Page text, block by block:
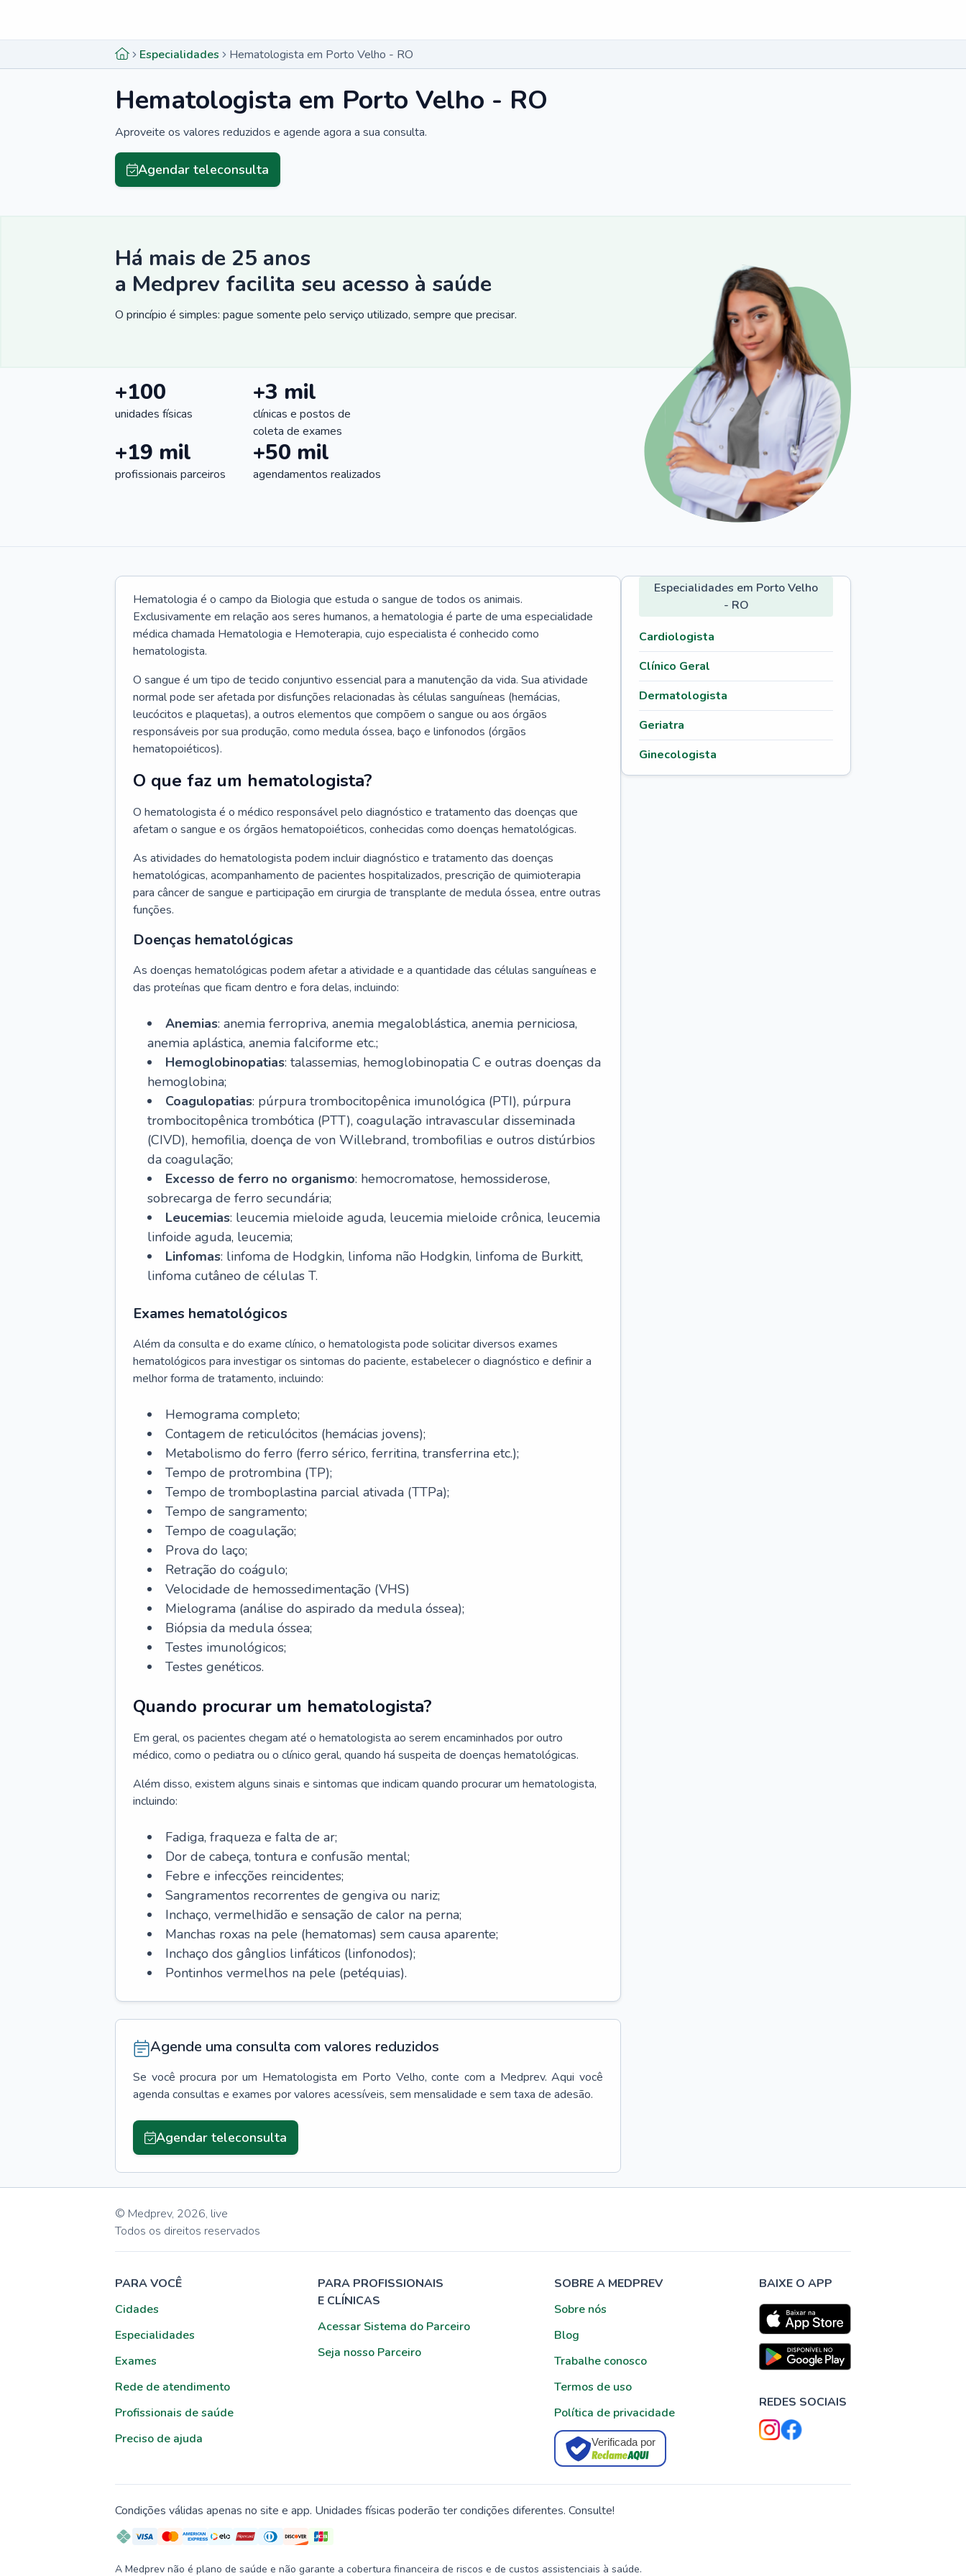
Especialidades Hematologista em Porto Velho - RO
Hematologista em Porto Velho - RO
Aproveite os valores reduzidos e agende agora a sua consulta.
Agendar teleconsulta
Há mais de 25 anos
a Medprev facilita seu acesso à saúde
O princípio é simples: pague somente pelo serviço utilizado, sempre que precisar.
+100
unidades físicas
+3 mil
clínicas e postos de
coleta de exames
+19 mil
profissionais parceiros
+50 mil
agendamentos realizados
Hematologia é o campo da Biologia que estuda o sangue de todos os animais.
Exclusivamente em relação aos seres humanos, a hematologia é parte de uma especialidade
médica chamada Hematologia e Hemoterapia, cujo especialista é conhecido como
hematologista.
O sangue é um tipo de tecido conjuntivo essencial para a manutenção da vida. Sua atividade
normal pode ser afetada por disfunções relacionadas às células sanguíneas (hemácias,
leucócitos e plaquetas), a outros elementos que compõem o sangue ou aos órgãos
responsáveis por sua produção, como medula óssea, baço e linfonodos (órgãos
hematopoiéticos).
O que faz um hematologista?
O hematologista é o médico responsável pelo diagnóstico e tratamento das doenças que
afetam o sangue e os órgãos hematopoiéticos, conhecidas como doenças hematológicas.
As atividades do hematologista podem incluir diagnóstico e tratamento das doenças
hematológicas, acompanhamento de pacientes hospitalizados, prescrição de quimioterapia
para câncer de sangue e participação em cirurgia de transplante de medula óssea, entre outras
funções.
Doenças hematológicas
As doenças hematológicas podem afetar a atividade e a quantidade das células sanguíneas e
das proteínas que ficam dentro e fora delas, incluindo:
Anemias: anemia ferropriva, anemia megaloblástica, anemia perniciosa,
anemia aplástica, anemia falciforme etc.;
Hemoglobinopatias: talassemias, hemoglobinopatia C e outras doenças da
hemoglobina;
Coagulopatias: púrpura trombocitopênica imunológica (PTI), púrpura
trombocitopênica trombótica (PTT), coagulação intravascular disseminada
(CIVD), hemofilia, doença de von Willebrand, trombofilias e outros distúrbios
da coagulação;
Excesso de ferro no organismo: hemocromatose, hemossiderose,
sobrecarga de ferro secundária;
Leucemias: leucemia mieloide aguda, leucemia mieloide crônica, leucemia
linfoide aguda, leucemia;
Linfomas: linfoma de Hodgkin, linfoma não Hodgkin, linfoma de Burkitt,
linfoma cutâneo de células T.
Exames hematológicos
Além da consulta e do exame clínico, o hematologista pode solicitar diversos exames
hematológicos para investigar os sintomas do paciente, estabelecer o diagnóstico e definir a
melhor forma de tratamento, incluindo:
Hemograma completo;
Contagem de reticulócitos (hemácias jovens);
Metabolismo do ferro (ferro sérico, ferritina, transferrina etc.);
Tempo de protrombina (TP);
Tempo de tromboplastina parcial ativada (TTPa);
Tempo de sangramento;
Tempo de coagulação;
Prova do laço;
Retração do coágulo;
Velocidade de hemossedimentação (VHS)
Mielograma (análise do aspirado da medula óssea);
Biópsia da medula óssea;
Testes imunológicos;
Testes genéticos.
Quando procurar um hematologista?
Em geral, os pacientes chegam até o hematologista ao serem encaminhados por outro
médico, como o pediatra ou o clínico geral, quando há suspeita de doenças hematológicas.
Além disso, existem alguns sinais e sintomas que indicam quando procurar um hematologista,
incluindo:
Fadiga, fraqueza e falta de ar;
Dor de cabeça, tontura e confusão mental;
Febre e infecções reincidentes;
Sangramentos recorrentes de gengiva ou nariz;
Inchaço, vermelhidão e sensação de calor na perna;
Manchas roxas na pele (hematomas) sem causa aparente;
Inchaço dos gânglios linfáticos (linfonodos);
Pontinhos vermelhos na pele (petéquias).
Agende uma consulta com valores reduzidos
Se você procura por um Hematologista em Porto Velho, conte com a Medprev. Aqui você
agenda consultas e exames por valores acessíveis, sem mensalidade e sem taxa de adesão.
Agendar teleconsulta
Especialidades em Porto Velho
- RO
Cardiologista
Clínico Geral
Dermatologista
Geriatra
Ginecologista
© Medprev, 2026, live
Todos os direitos reservados
PARA VOCÊ
Cidades
Especialidades
Exames
Rede de atendimento
Profissionais de saúde
Preciso de ajuda
PARA PROFISSIONAIS
E CLÍNICAS
Acessar Sistema do Parceiro
Seja nosso Parceiro
SOBRE A MEDPREV
Sobre nós
Blog
Trabalhe conosco
Termos de uso
Política de privacidade
Verificada por
BAIXE O APP
REDES SOCIAIS
Condições válidas apenas no site e app. Unidades físicas poderão ter condições diferentes. Consulte!
A Medprev não é plano de saúde e não garante a cobertura financeira de riscos e de custos assistenciais à saúde.